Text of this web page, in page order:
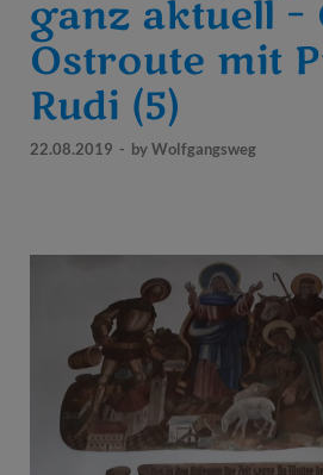
ganz aktuell –
Ostroute mit
Rudi (5)
22.08.2019 - byWolfgangsweg